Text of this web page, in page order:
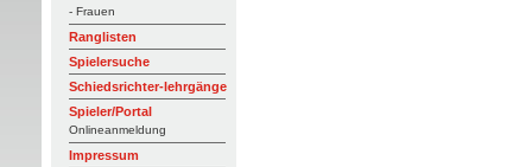
- Frauen
Ranglisten
Spielersuche
Schiedsrichter-lehrgänge
Spieler/Portal
Onlineanmeldung
Impressum